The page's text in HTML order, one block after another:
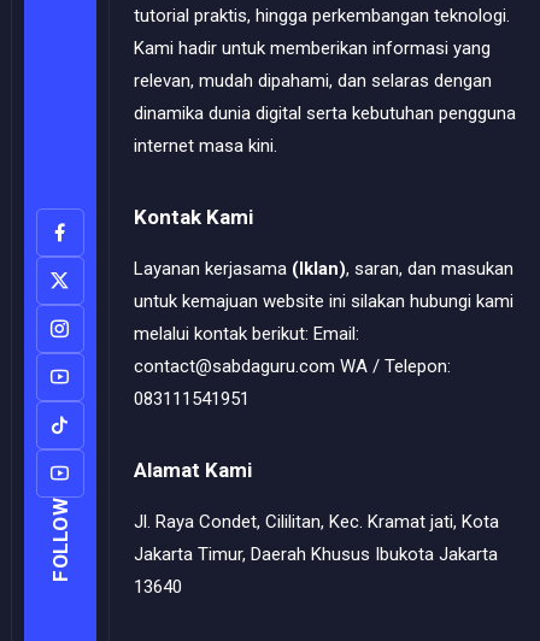
FOLLOW
tutorial praktis, hingga perkembangan teknologi.
Kami hadir untuk memberikan informasi yang
relevan, mudah dipahami, dan selaras dengan
dinamika dunia digital serta kebutuhan pengguna
internet masa kini.
Kontak Kami
Layanan kerjasama (Iklan), saran, dan masukan
untuk kemajuan website ini silakan hubungi kami
melalui kontak berikut: Email:
contact@sabdaguru.com WA / Telepon:
083111541951
Alamat Kami
Jl. Raya Condet, Cililitan, Kec. Kramat jati, Kota
Jakarta Timur, Daerah Khusus Ibukota Jakarta
13640